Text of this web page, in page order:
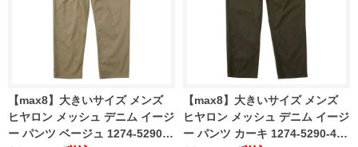
【max8】大きいサイズ メンズ
ヒヤロン メッシュ デニム イージ
ー パンツ ベージュ 1274-5290-3
【max8】大きいサイズ メンズ
ヒヤロン メッシュ デニム イージ
ー パンツ カーキ 1274-5290-4